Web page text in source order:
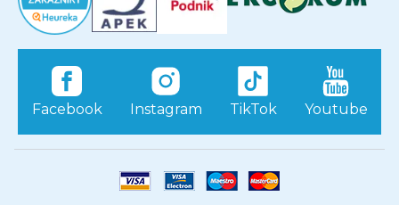
Facebook Instagram TikTok Youtube